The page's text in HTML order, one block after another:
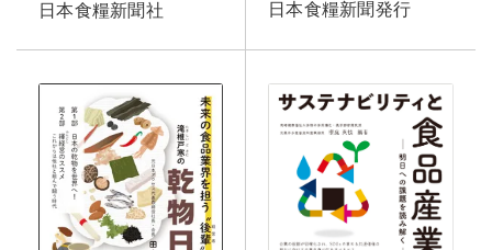
日本食糧新聞社
日本食糧新聞発行